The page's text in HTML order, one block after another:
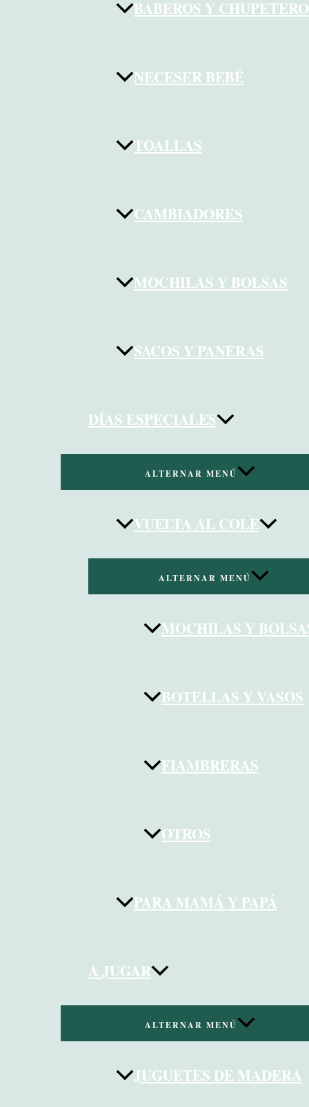
BABEROS Y
NECESER BEBÉ
TOALLAS
CAMBIADORES
MOCHILAS Y BOLSAS
SACOS Y PANERAS
DÍAS ESPECIALES
ALTERNAR MENÚ
VUELTA AL COLE
ALTERNAR MENÚ
MOCHILAS Y
BOTELLAS Y VASOS
FIAMBRERAS
OTROS
PARA MAMÁ Y PAPÁ
A JUGAR
ALTERNAR MENÚ
JUGUETES DE MADERA